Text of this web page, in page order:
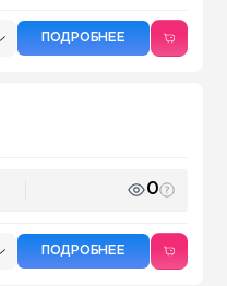
ПОДРОБНЕЕ
0
ПОДРОБНЕЕ